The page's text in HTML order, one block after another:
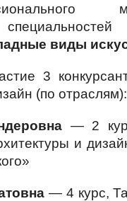
виды
3
(по отраслям):
— 2
и
— 4 курс,